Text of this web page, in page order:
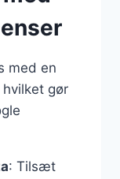
med en
gør
: Tilsæt